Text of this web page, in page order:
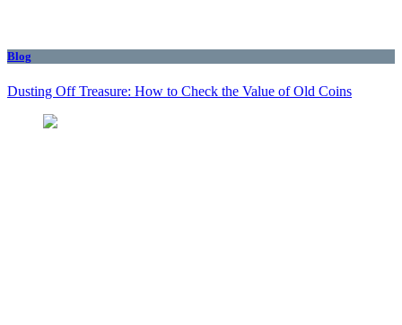
Blog
Dusting Off Treasure: How to Check the Value of Old Coins